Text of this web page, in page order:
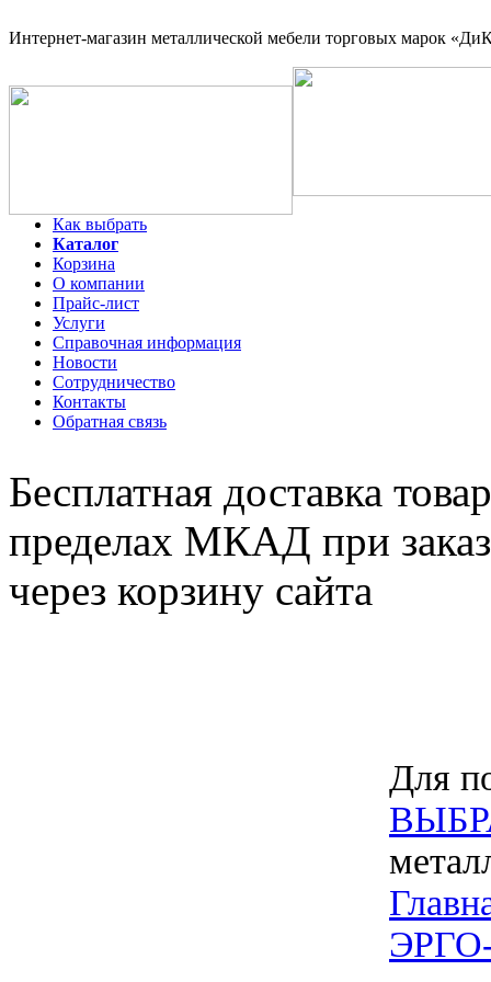
Интернет-магазин металлической мебели торговых марок
Как выбрать
Каталог
Корзина
О компании
Прайс-лист
Услуги
Справочная информация
Новости
Сотрудничество
Контакты
Обратная связь
Бесплатная доставка
пределах МКАД при
через корзину сайта
Для